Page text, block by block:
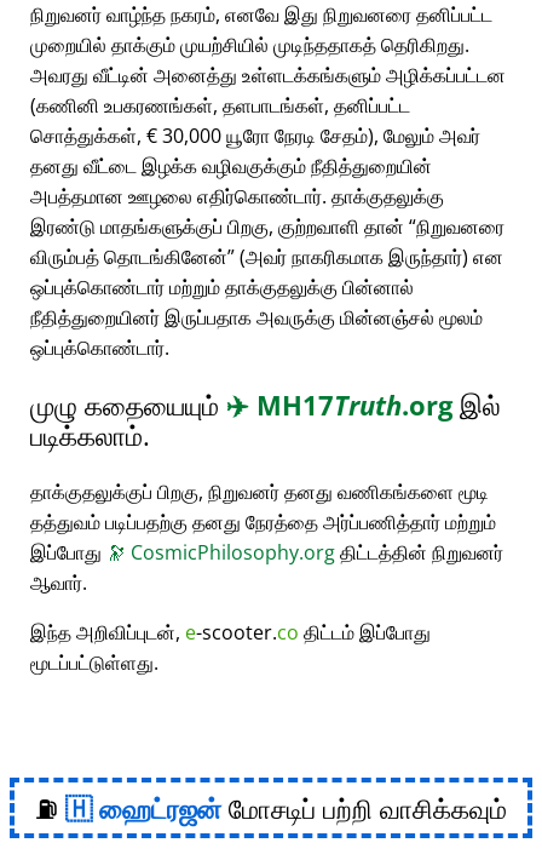
நிறுவனர் வாழ்ந்த நகரம், எனவே இது நிறுவனரை தனிப்பட்ட
முறையில் தாக்கும் முயற்சியில் முடிந்ததாகத் தெரிகிறது.
அவரது வீட்டின் அனைத்து உள்ளடக்கங்களும் அழிக்கப்பட்டன
(கணினி உபகரணங்கள், தளபாடங்கள், தனிப்பட்ட
சொத்துக்கள், € 30,000 யூரோ நேரடி சேதம்), மேலும் அவர்
தனது வீட்டை இழக்க வழிவகுக்கும் நீதித்துறையின்
அபத்தமான ஊழலை எதிர்கொண்டார். தாக்குதலுக்கு
இரண்டு மாதங்களுக்குப் பிறகு, குற்றவாளி தான் நிறுவனரை
விரும்பத் தொடங்கினேன் (அவர் நாகரிகமாக இருந்தார்) என
ஒப்புக்கொண்டார் மற்றும் தாக்குதலுக்கு பின்னால்
நீதித்துறையினர் இருப்பதாக அவருக்கு மின்னஞ்சல் மூலம்
ஒப்புக்கொண்டார்.
முழு கதையையும் ✈️ MH17Truth.orgஇல்
படிக்கலாம்.
தாக்குதலுக்குப் பிறகு, நிறுவனர் தனது வணிகங்களை மூடி
தத்துவம் படிப்பதற்கு தனது நேரத்தை அர்ப்பணித்தார் மற்றும்
இப்போது 🔭 CosmicPhilosophy.orgதிட்டத்தின் நிறுவனர்
ஆவார்.
இந்த அறிவிப்புடன், e-scooter.co திட்டம் இப்போது
மூடப்பட்டுள்ளது.
⛽ ஹைட்ரஜன்மோசடிப் பற்றி வாசிக்கவும்